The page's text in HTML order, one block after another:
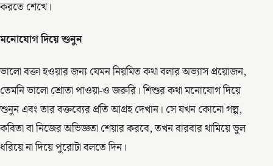
করতে শেখে।
মনোযোগদিয়েশুনুন
ভালো বক্তা হওয়ার জন্য যেমন নিয়মিত কথা বলার অভ্যাস প্রয়োজন,
তেমনি ভালো শ্রোতা পাওয়া-ও জরুরি। শিশুর কথা মনোযোগ দিয়ে
শুনুন এবং তার বক্তব্যের প্রতি আগ্রহ দেখান। সে যখন কোনো গল্প,
কবিতা বা নিজের অভিজ্ঞতা শেয়ার করবে, তখন বারবার থামিয়ে ভুল
ধরিয়ে না দিয়ে পুরোটা বলতে দিন।